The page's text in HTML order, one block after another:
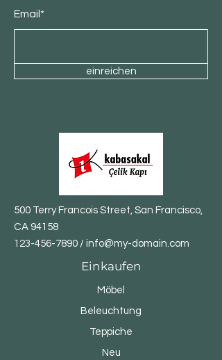
Email*
einreichen
500 Terry Francois Street, San Francisco,
CA 94158
123-456-7890 / info@my-domain.com
Einkaufen
Möbel
Beleuchtung
Teppiche
Neu